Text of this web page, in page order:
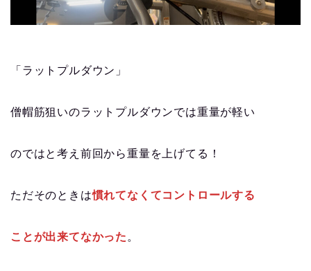
「ラットプルダウン」
僧帽筋狙いのラットプルダウンでは重量が軽い
のではと考え前回から重量を上げてる！
ただそのときは慣れてなくてコントロールする
ことが出来てなかった 。